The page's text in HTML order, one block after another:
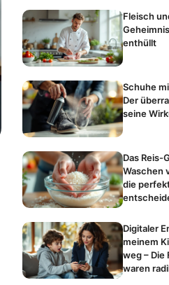
Fleisch
enthüllt
Schuhe
Der
seine
Das Reis-
Waschen
die
Digitaler
meinem
weg – Die
waren